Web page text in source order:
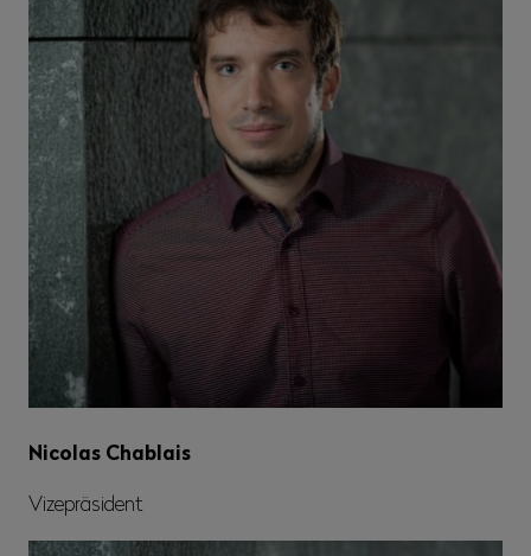
Nicolas Chablais
Vizepräsident